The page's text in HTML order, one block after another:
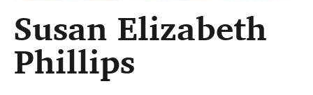
Susan Elizabeth
Phillips